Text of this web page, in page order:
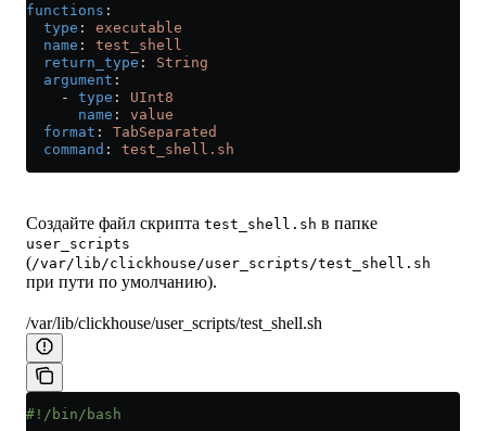
functions :
  type
: executable
  name
: test_shell
  return_type
: String
  argument
:
    -
type : UInt8
      name
: value
  format
: TabSeparated
  command
: test_shell.sh
Создайте файл скрипта test_shell.sh в папке
user_scripts
(/var/lib/clickhouse/user_scripts/test_shell.sh
при пути по умолчанию).
/var/lib/clickhouse/user_scripts/test_shell.sh
#!/bin/bash